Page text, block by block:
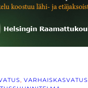
, VARHAISKASVATUS